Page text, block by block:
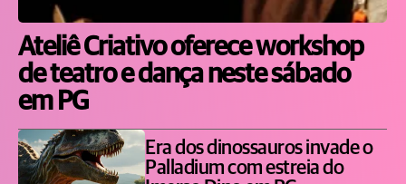
Ateliê Criativo oferece workshop
de teatro e dança neste sábado
em PG
Era dos dinossauros invade o
Palladium com estreia do